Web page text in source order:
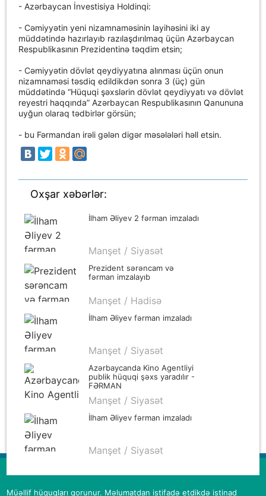
- Azərbaycan İnvestisiya Holdinqi:
- Cəmiyyətin yeni nizamnaməsinin layihəsini iki ay
müddətində hazırlayıb razılaşdırılmaq üçün Azərbaycan
Respublikasının Prezidentinə təqdim etsin;
- Cəmiyyətin dövlət qeydiyyatına alınması üçün onun
nizamnaməsi təsdiq edildikdən sonra 3 (üç) gün
müddətində “Hüquqi şəxslərin dövlət qeydiyyatı və dövlət
reyestri haqqında” Azərbaycan Respublikasının Qanununa
uyğun olaraq tədbirlər görsün;
- bu Fərmandan irəli gələn digər məsələləri həll etsin.
Oxşar xəbərlər:
İlham Əliyev 2 fərman imzaladı
Manşet / Siyasət
Prezident sərəncam və
fərman imzalayıb
Manşet / Hadisə
İlham Əliyev fərman imzaladı
Manşet / Siyasət
Azərbaycanda Kino Agentliyi
publik hüquqi şəxs yaradılır -
FƏRMAN
Manşet / Siyasət
İlham Əliyev fərman imzaladı
Manşet / Siyasət
Müəllif hüquqları qorunur. Məlumatdan istifadə etdikdə istinad